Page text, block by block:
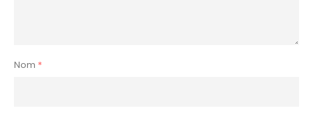
Nom *